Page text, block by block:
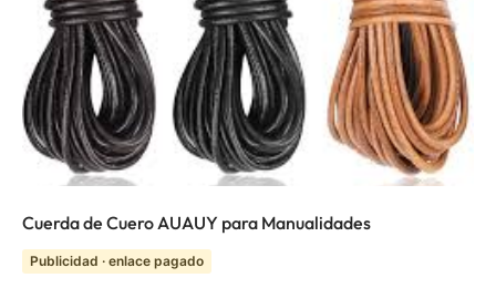
Cuerda de Cuero AUAUY para Manualidades
Publicidad · enlace pagado